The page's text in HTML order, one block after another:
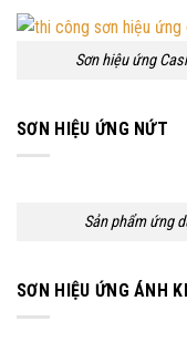
Sơn hiệu ứng
SƠN HIỆU ỨNG NỨT
Sản phẩm ứng
SƠN HIỆU ỨNG ÁNH